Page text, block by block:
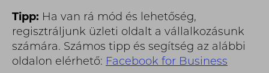
Tipp: Ha van rá mód és lehetőség,
regisztráljunk üzleti oldalt a vállalkozásunk
számára. Számos tipp és segítség az alábbi
oldalon elérhető: Facebook for Business